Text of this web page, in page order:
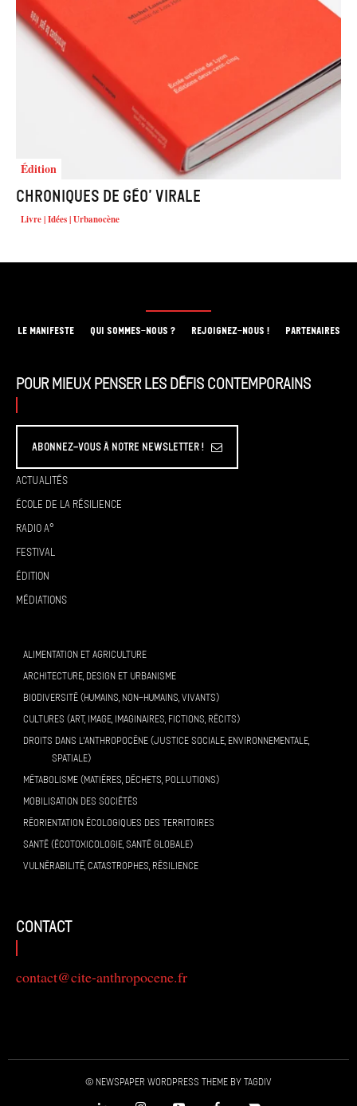
Édition
Chroniques de géo’ virale
Livre | Idées | Urbanocène
LE MANIFESTE QUI SOMMES-NOUS ? REJOIGNEZ-NOUS ! PARTENAIRES
Pour mieux penser les défis contemporains
Abonnez-vous à Notre Newsletter !
Actualités
École de la résilience
Radio A°
Festival
Édition
Médiations
ALIMENTATION ET AGRICULTURE
ARCHITECTURE, DESIGN ET URBANISME
BIODIVERSITÉ (HUMAINS, NON-HUMAINS, VIVANTS)
CULTURES (ART, IMAGE, IMAGINAIRES, FICTIONS, RÉCITS)
DROITS DANS L’ANTHROPOCÈNE (JUSTICE SOCIALE, ENVIRONNEMENTALE,
SPATIALE)
MÉTABOLISME (MATIÈRES, DÉCHETS, POLLUTIONS)
MOBILISATION DES SOCIÉTÉS
RÉORIENTATION ÉCOLOGIQUES DES TERRITOIRES
SANTÉ (ÉCOTOXICOLOGIE, SANTÉ GLOBALE)
VULNÉRABILITÉ, CATASTROPHES, RÉSILIENCE
contact
contact@cite-anthropocene.fr
© Newspaper WordPress Theme by TagDiv